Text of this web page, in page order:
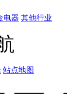
电器 其他行业
站点地图